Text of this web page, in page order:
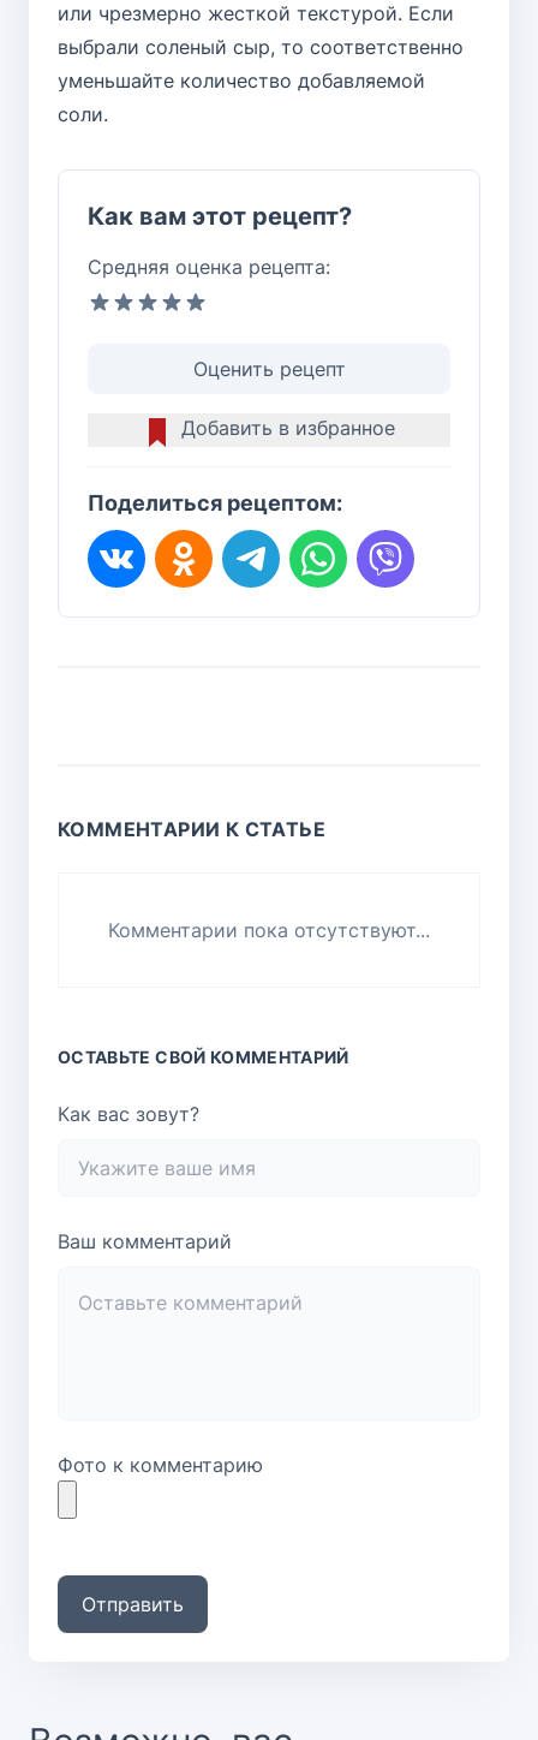
или чрезмерно жесткой текстурой. Если
выбрали соленый сыр, то соответственно
уменьшайте количество добавляемой
соли.
Как вам этот рецепт?
Средняя оценка рецепта:
Оценить рецепт
Добавить в избранное
Поделиться рецептом:
КОММЕНТАРИИ К СТАТЬЕ
Комментарии пока отсутствуют...
ОСТАВЬТЕ СВОЙ КОММЕНТАРИЙ
Как вас зовут?
Ваш комментарий
Фото к комментарию
Отправить